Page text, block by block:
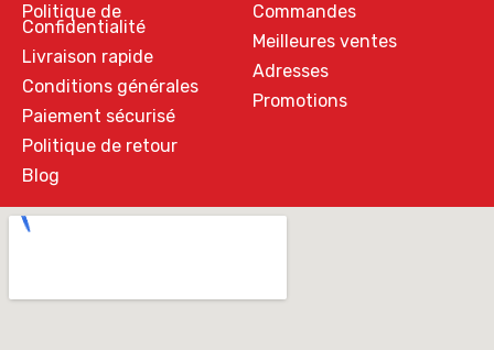
Politique de
Confidentialité
Livraison rapide
Conditions générales
Paiement sécurisé
Politique de retour
Blog
Commandes
Meilleures ventes
Adresses
Promotions